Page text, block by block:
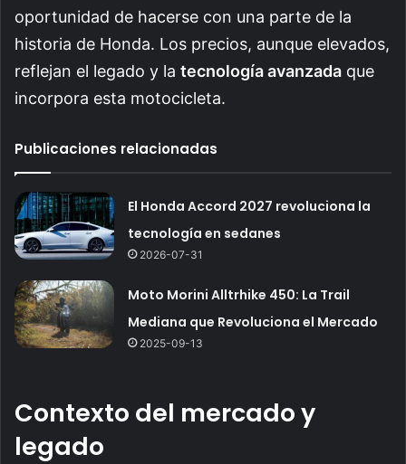
oportunidad de hacerse con una parte de la
historia de Honda. Los precios, aunque elevados,
reflejan el legado y la tecnología avanzada que
incorpora esta motocicleta.
Publicaciones relacionadas
El Honda Accord 2027 revoluciona la
tecnología en sedanes
2026-07-31
Moto Morini Alltrhike 450: La Trail
Mediana que Revoluciona el Mercado
2025-09-13
Contexto del mercado y
legado